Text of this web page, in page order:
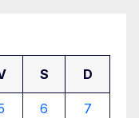
S D
6
7